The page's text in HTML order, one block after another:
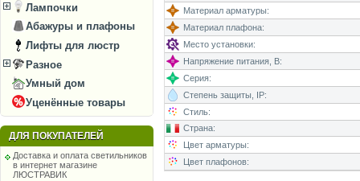
Лампочки
Абажуры и плафоны
Лифты для люстр
Разное
Умный дом
Уценённые товары
ДЛЯ ПОКУПАТЕЛЕЙ
Доставка и оплата светильников
в интернет магазине
ЛЮСТРАВИК
Материал арматуры:
Материал плафона:
Место установки:
Напряжение питания, В:
Серия:
Степень защиты, IP:
Стиль:
Страна:
Цвет арматуры:
Цвет плафонов: